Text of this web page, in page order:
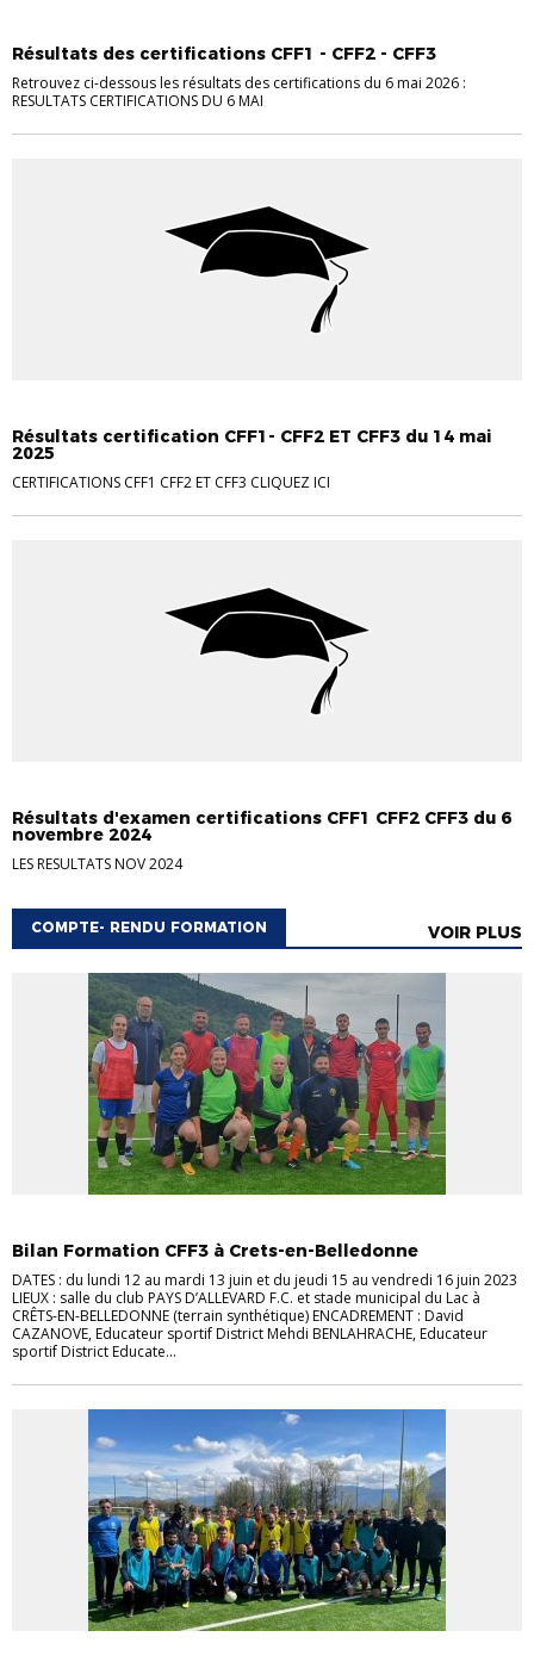
Résultats des certifications CFF1 - CFF2 - CFF3
Retrouvez ci-dessous les résultats des certifications du 6 mai 2026 :
RESULTATS CERTIFICATIONS DU 6 MAI
Résultats certification CFF1- CFF2 ET CFF3 du 14 mai
2025
CERTIFICATIONS CFF1 CFF2 ET CFF3 CLIQUEZ ICI
Résultats d'examen certifications CFF1 CFF2 CFF3 du 6
novembre 2024
LES RESULTATS NOV 2024
COMPTE- RENDU FORMATION VOIR PLUS
Bilan Formation CFF3 à Crets-en-Belledonne
DATES : du lundi 12 au mardi 13 juin et du jeudi 15 au vendredi 16 juin 2023
LIEUX : salle du club PAYS D’ALLEVARD F.C. et stade municipal du Lac à
CRÊTS-EN-BELLEDONNE (terrain synthétique) ENCADREMENT : David
CAZANOVE, Educateur sportif District Mehdi BENLAHRACHE, Educateur
sportif District Educate...